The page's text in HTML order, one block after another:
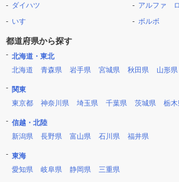
ダイハツ
いすゞ
アルファ
ボルボ
都道府県から探す
北海道・東北
北海道
青森県 岩手県 宮城県 秋田県 山形県
関東
東京都
神奈川県 埼玉県 千葉県 茨城県 栃
信越・北陸
新潟県
長野県 富山県 石川県 福井県
東海
愛知県
岐阜県 静岡県 三重県